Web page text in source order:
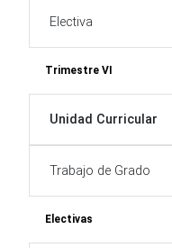
Electiva
Trimestre VI
Unidad Curricular
Trabajo de Grado
Electivas